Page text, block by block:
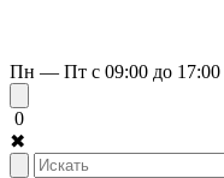
Пн — Пт с 09:00 до 17:00
0
✖